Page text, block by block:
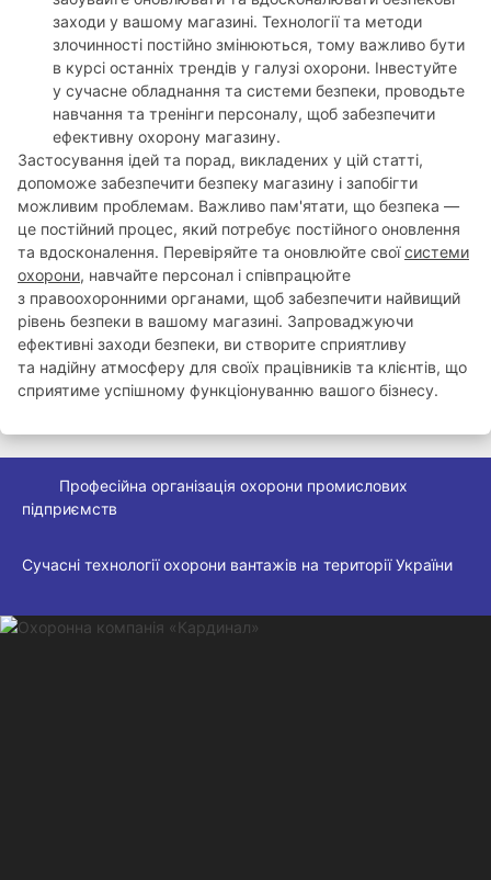
заходи у вашому магазині. Технології та методи
злочинності постійно змінюються, тому важливо бути
в курсі останніх трендів у галузі охорони. Інвестуйте
у сучасне обладнання та системи безпеки, проводьте
навчання та тренінги персоналу, щоб забезпечити
ефективну охорону магазину.
Застосування ідей та порад, викладених у цій статті,
допоможе забезпечити безпеку магазину і запобігти
можливим проблемам. Важливо пам'ятати, що безпека —
це постійний процес, який потребує постійного оновлення
та вдосконалення. Перевіряйте та оновлюйте своїсистеми
охорони, навчайте персонал і співпрацюйте
з правоохоронними органами, щоб забезпечити найвищий
рівень безпеки в вашому магазині. Запроваджуючи
ефективні заходи безпеки, ви створите сприятливу
та надійну атмосферу для своїх працівників та клієнтів, що
сприятиме успішному функціонуванню вашого бізнесу.
Професійна організація охорони промислових
підприємств
Сучасні технології охорони вантажів на території України